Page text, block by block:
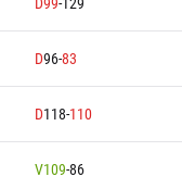
D96-83
D118-110
V109-86